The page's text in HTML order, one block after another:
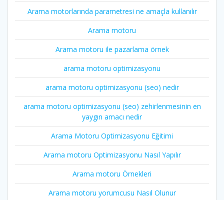
Arama motorlarında parametresi ne amaçla kullanılır
Arama motoru
Arama motoru ile pazarlama örnek
arama motoru optimizasyonu
arama motoru optimizasyonu (seo) nedir
arama motoru optimizasyonu (seo) zehirlenmesinin en
yaygın amacı nedir
Arama Motoru Optimizasyonu Eğitimi
Arama motoru Optimizasyonu Nasıl Yapılır
Arama motoru Örnekleri
Arama motoru yorumcusu Nasıl Olunur